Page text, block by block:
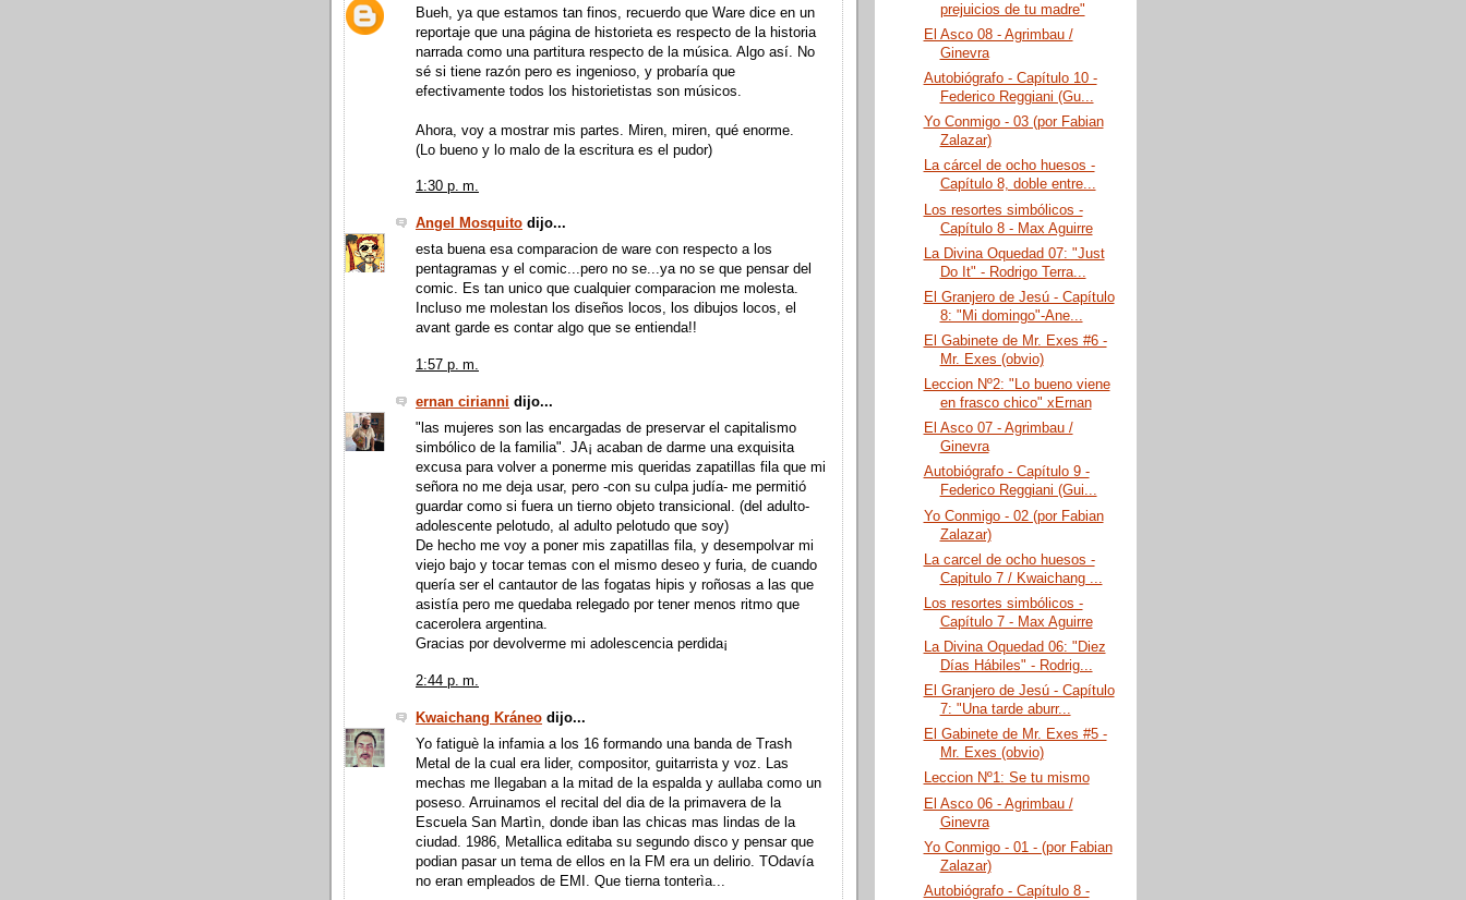
Bueh, ya que estamos tan finos, recuerdo que Ware dice en un
reportaje que una página de historieta es respecto de la historia
narrada como una partitura respecto de la música. Algo así. No
sé si tiene razón pero es ingenioso, y probaría que
efectivamente todos los historietistas son músicos.
Ahora, voy a mostrar mis partes. Miren, miren, qué enorme.
(Lo bueno y lo malo de la escritura es el pudor)
1:30 p. m.
Angel Mosquito dijo...
esta buena esa comparacion de ware con respecto a los
pentagramas y el comic...pero no se...ya no se que pensar del
comic. Es tan unico que cualquier comparacion me molesta.
Incluso me molestan los diseños locos, los dibujos locos, el
avant garde es contar algo que se entienda!!
1:57 p. m.
ernan cirianni dijo...
"las mujeres son las encargadas de preservar el capitalismo
simbólico de la familia". JA¡ acaban de darme una exquisita
excusa para volver a ponerme mis queridas zapatillas fila que mi
señora no me deja usar, pero -con su culpa judía- me permitió
guardar como si fuera un tierno objeto transicional. (del adulto-
adolescente pelotudo, al adulto pelotudo que soy)
De hecho me voy a poner mis zapatillas fila, y desempolvar mi
viejo bajo y tocar temas con el mismo deseo y furia, de cuando
quería ser el cantautor de las fogatas hipis y roñosas a las que
asistía pero me quedaba relegado por tener menos ritmo que
cacerolera argentina.
Gracias por devolverme mi adolescencia perdida¡
2:44 p. m.
Kwaichang Kráneo dijo...
Yo fatiguè la infamia a los 16 formando una banda de Trash
Metal de la cual era lider, compositor, guitarrista y voz. Las
mechas me llegaban a la mitad de la espalda y aullaba como un
poseso. Arruinamos el recital del dia de la primavera de la
Escuela San Martìn, donde iban las chicas mas lindas de la
ciudad. 1986, Metallica editaba su segundo disco y pensar que
podian pasar un tema de ellos en la FM era un delirio. TOdavía
no eran empleados de EMI. Que tierna tonterìa...
prejuicios de tu madre"
El Asco 08 - Agrimbau /
Ginevra
Autobiógrafo - Capítulo 10 -
Federico Reggiani (Gu...
Yo Conmigo - 03 (por Fabian
Zalazar)
La cárcel de ocho huesos -
Capítulo 8, doble entre...
Los resortes simbólicos -
Capítulo 8 - Max Aguirre
La Divina Oquedad 07: "Just
Do It" - Rodrigo Terra...
El Granjero de Jesú - Capítulo
8: "Mi domingo"-Ane...
El Gabinete de Mr. Exes #6 -
Mr. Exes (obvio)
Leccion Nº2: "Lo bueno viene
en frasco chico" xErnan
El Asco 07 - Agrimbau /
Ginevra
Autobiógrafo - Capítulo 9 -
Federico Reggiani (Gui...
Yo Conmigo - 02 (por Fabian
Zalazar)
La carcel de ocho huesos -
Capitulo 7 / Kwaichang ...
Los resortes simbólicos -
Capítulo 7 - Max Aguirre
La Divina Oquedad 06: "Diez
Días Hábiles" - Rodrig...
El Granjero de Jesú - Capítulo
7: "Una tarde aburr...
El Gabinete de Mr. Exes #5 -
Mr. Exes (obvio)
Leccion Nº1: Se tu mismo
El Asco 06 - Agrimbau /
Ginevra
Yo Conmigo - 01 - (por Fabian
Zalazar)
Autobiógrafo - Capítulo 8 -